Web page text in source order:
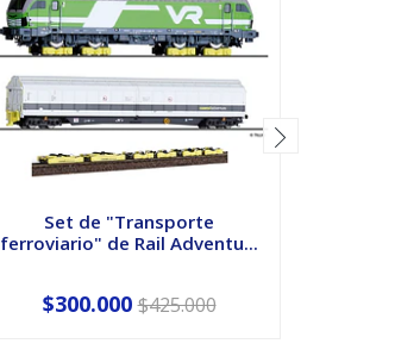
Set de "Transporte
ferroviario" de Rail Adventu...
$300.000 $425.000